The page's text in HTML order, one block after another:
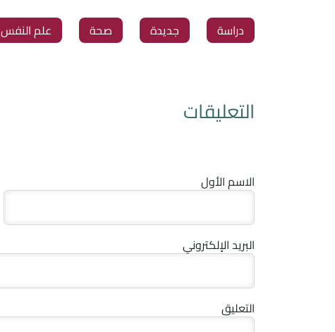
دراسة جديدة صحة علم النفس
التعليقات
الاسم الأول
البريد الإلكتروني
التعليق